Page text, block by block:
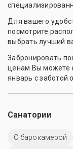
Для вашего
посмотрите
выбрать лучший
Забронировать
ценам Вы можете
январь с заботой
Санатории
С барокамерой